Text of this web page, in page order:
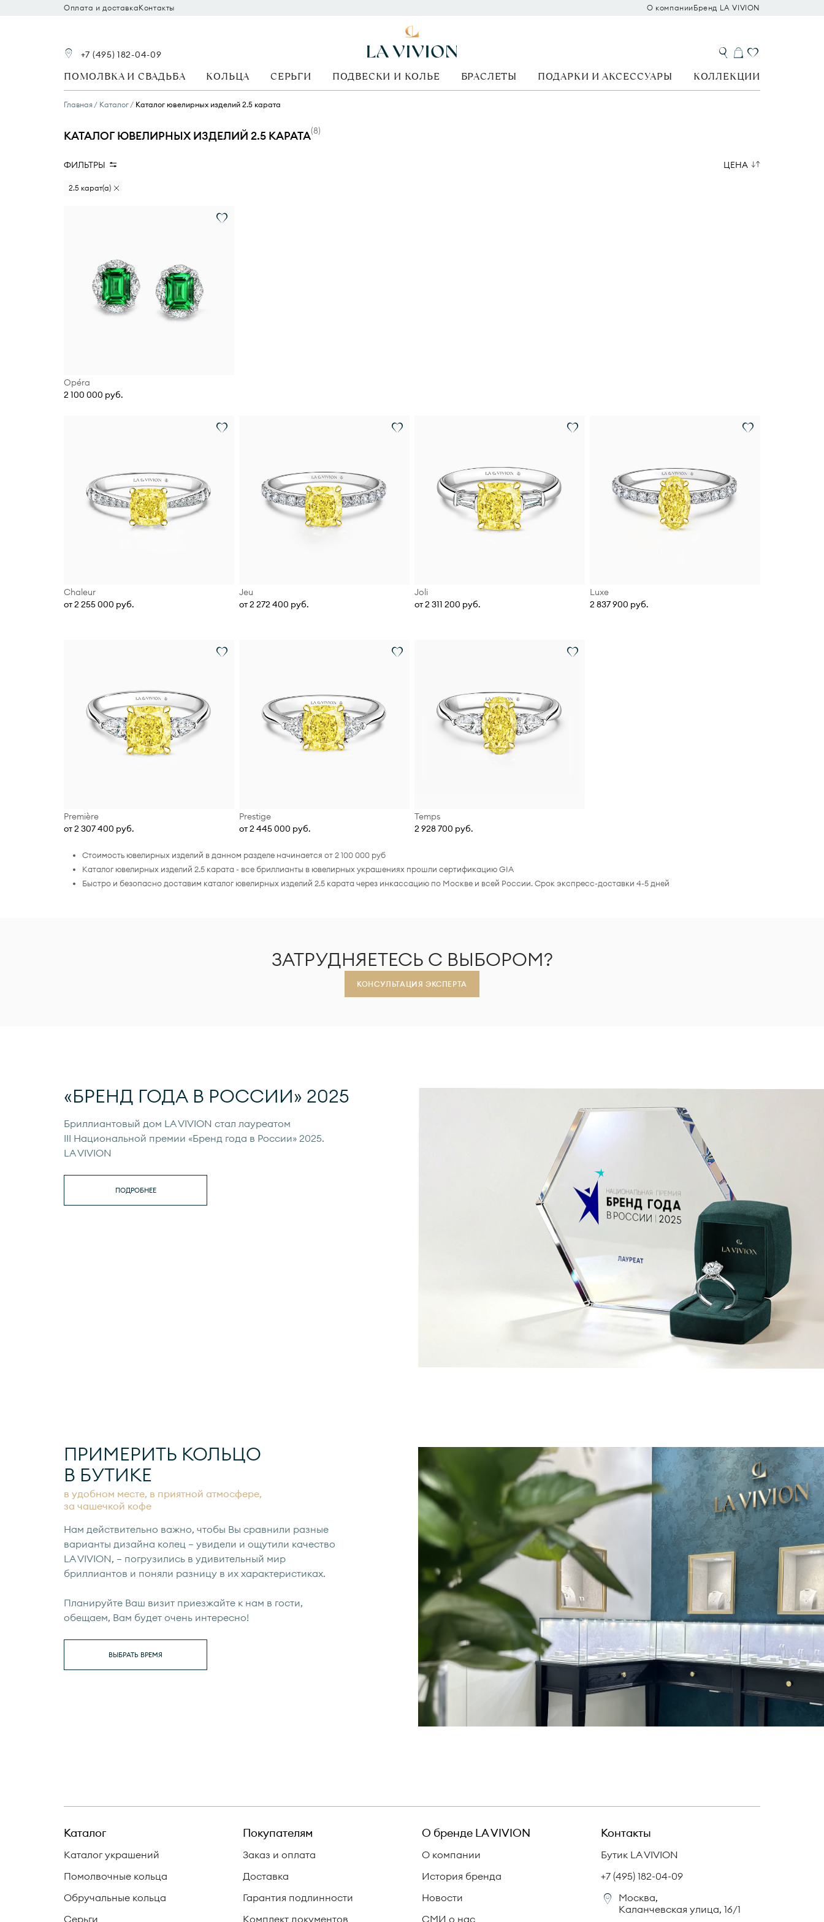
Оплата и доставкаКонтакты О компанииБренд LA VIVION
+7 (495) 182-04-09
ПОМОЛВКА И СВАДЬБА КОЛЬЦА СЕРЬГИ ПОДВЕСКИ И КОЛЬЕ БРАСЛЕТЫ ПОДАРКИ И АКСЕССУАРЫ КОЛЛЕКЦИИ
Главная Каталог Каталог ювелирных изделий 2.5 карата
КАТАЛОГ ЮВЕЛИРНЫХ ИЗДЕЛИЙ 2.5 КАРАТА(8)
ФИЛЬТРЫ
2.5 карат(а)
ЦЕНА
Opéra
2 100 000 руб.
Chaleur
от 2 255 000 руб.
Jeu
от 2 272 400 руб.
Joli
от 2 311 200 руб.
Luxe
2 837 900 руб.
Première
от 2 307 400 руб.
Prestige
от 2 445 000 руб.
Temps
2 928 700 руб.
Стоимость ювелирных изделий в данном разделе начинается от 2 100 000 руб
Каталог ювелирных изделий 2.5 карата - все бриллианты в ювелирных украшениях прошли сертификацию GIA
Быстро и безопасно доставим каталог ювелирных изделий 2.5 карата через инкассацию по Москве и всей России. Срок экспресс-доставки 4-5 дней
ЗАТРУДНЯЕТЕСЬ С ВЫБОРОМ?
КОНСУЛЬТАЦИЯ ЭКСПЕРТА
«БРЕНД ГОДА В РОССИИ» 2025
Бриллиантовый дом LA VIVION стал лауреатом
III Национальной премии «Бренд года в России» 2025.
LA VIVION
ПОДРОБНЕЕ
ПРИМЕРИТЬ КОЛЬЦО
В БУТИКЕ
в удобном месте, в приятной атмосфере,
за чашечкой кофе
Нам действительно важно, чтобы Вы сравнили разные
варианты дизайна колец — увидели и ощутили качество
LA VIVION, — погрузились в удивительный мир
бриллиантов и поняли разницу в их характеристиках.
Планируйте Ваш визит приезжайте к нам в гости,
обещаем, Вам будет очень интересно!
ВЫБРАТЬ ВРЕМЯ
Каталог
Каталог украшений
Помолвочные кольца
Обручальные кольца
Серьги
Покупателям
Заказ и оплата
Доставка
Гарантия подлинности
Комплект документов
О бренде LA VIVION
О компании
История бренда
Новости
СМИ о нас
Контакты
Бутик LA VIVION
+7 (495) 182-04-09
Москва,
Каланчевская улица, 16/1